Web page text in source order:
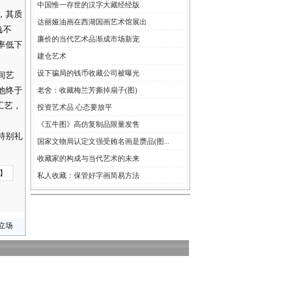
其质
不
低下
艺
终于
，
别礼
】
场
中国惟一存世的汉字大藏经经版
达丽娅油画在西湖国画艺术馆展出
廉价的当代艺术品渐成市场新宠
建仓艺术
设下骗局的钱币收藏公司被曝光
老舍：收藏梅兰芳撕掉扇子(图)
投资艺术品 心态要放平
《五牛图》高仿复制品限量发售
国家文物局认定文强受贿名画是赝品(图...
收藏家的构成与当代艺术的未来
私人收藏：保管好字画简易方法